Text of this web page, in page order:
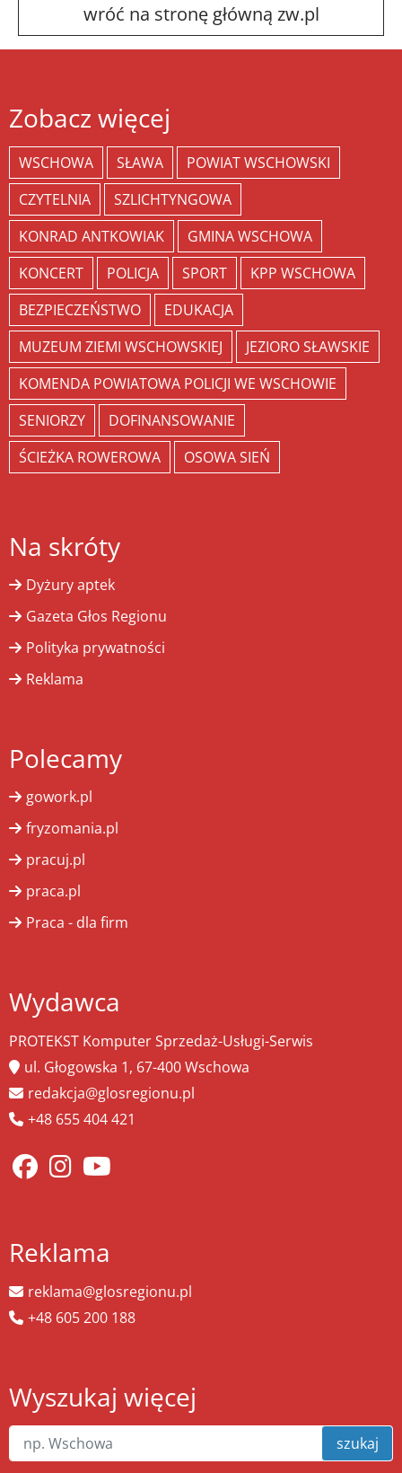
wróć na stronę główną zw.pl
Zobacz więcej
WSCHOWA SŁAWA
POWIAT WSCHOWSKI
CZYTELNIA
SZLICHTYNGOWA
KONRAD ANTKOWIAK
GMINA WSCHOWA
KONCERT
POLICJA SPORT
KPP WSCHOWA
BEZPIECZEŃSTWO
EDUKACJA
MUZEUM ZIEMI WSCHOWSKIEJ
JEZIORO SŁAWSKIE
KOMENDA POWIATOWA POLICJI WE WSCHOWIE
SENIORZY
DOFINANSOWANIE
ŚCIEŻKA ROWEROWA
OSOWA SIEŃ
Na skróty
Dyżury aptek
Gazeta Głos Regionu
Polityka prywatności
Reklama
Polecamy
gowork.pl
fryzomania.pl
pracuj.pl
praca.pl
Praca - dla firm
Wydawca
PROTEKST Komputer Sprzedaż-Usługi-Serwis
ul. Głogowska 1, 67-400 Wschowa
redakcja@glosregionu.pl
+48 655 404 421
Reklama
reklama@glosregionu.pl
+48 605 200 188
Wyszukaj więcej
szukaj